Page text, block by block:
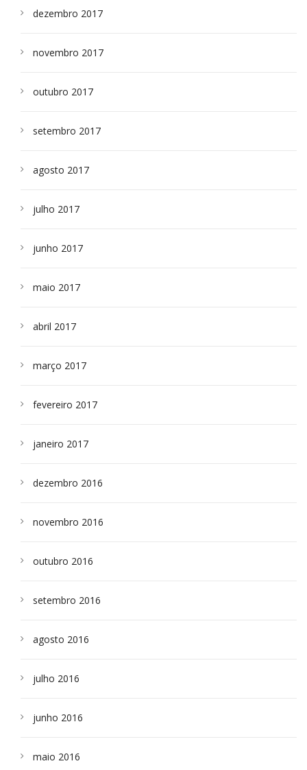
dezembro 2017
novembro 2017
outubro 2017
setembro 2017
agosto 2017
julho 2017
junho 2017
maio 2017
abril 2017
março 2017
fevereiro 2017
janeiro 2017
dezembro 2016
novembro 2016
outubro 2016
setembro 2016
agosto 2016
julho 2016
junho 2016
maio 2016